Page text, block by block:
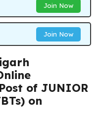
Join Now
Join Now
of JUNIOR
on